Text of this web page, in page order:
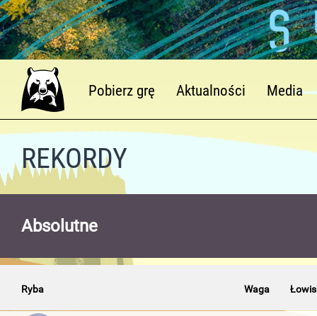
Pobierz grę Aktualności Media
REKORDY
Absolutne
Ryba Waga